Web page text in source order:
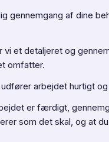
gennemgang af dine
et detaljeret og
omfatter.
arbejdet hurtigt
er færdigt,
som det skal, og at